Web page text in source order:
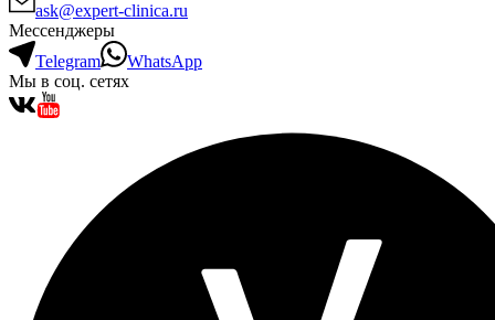
ask@expert-clinica.ru
Мессенджеры
Telegram
WhatsApp
Мы в соц. сетях